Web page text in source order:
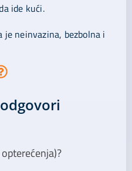
ide kući.
je neinvazina, bezbolna i